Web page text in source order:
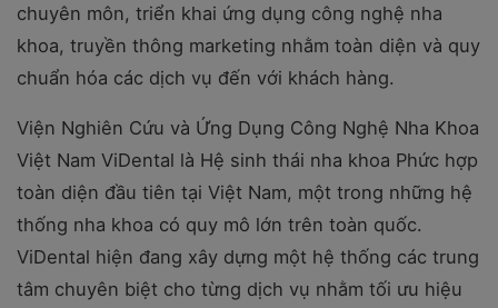
chuyên môn, triển khai ứng dụng công nghệ nha
khoa, truyền thông marketing nhằm toàn diện và quy
chuẩn hóa các dịch vụ đến với khách hàng.
Viện Nghiên Cứu và Ứng Dụng Công Nghệ Nha Khoa
Việt Nam ViDental là Hệ sinh thái nha khoa Phức hợp
toàn diện đầu tiên tại Việt Nam, một trong những hệ
thống nha khoa có quy mô lớn trên toàn quốc.
ViDental hiện đang xây dựng một hệ thống các trung
tâm chuyên biệt cho từng dịch vụ nhằm tối ưu hiệu